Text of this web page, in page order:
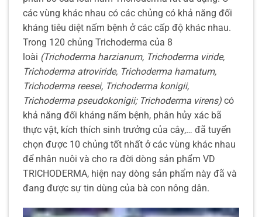
các vùng khác nhau có các chủng có khả năng đối
kháng tiêu diệt nấm bệnh ở các cấp độ khác nhau.
Trong 120 chủng Trichoderma của 8
loài (Trichoderma harzianum, Trichoderma viride,
Trichoderma atroviride, Trichoderma hamatum,
Trichoderma reesei, Trichoderma konigii,
Trichoderma pseudokonigii; Trichoderma virens) có
khả năng đối kháng nấm bệnh, phân hủy xác bã
thực vật, kích thích sinh trưởng của cây,… đã tuyển
chọn được 10 chủng tốt nhất ở các vùng khác nhau
để nhân nuôi và cho ra đời dòng sản phẩm VD
TRICHODERMA, hiện nay dòng sản phẩm này đã và
đang được sự tin dùng của bà con nông dân.